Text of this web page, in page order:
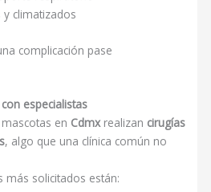
climatizados
complicación pase
especialistas
en Cdmxrealizan cirugías
, algo que una clínica común no
más solicitados están: